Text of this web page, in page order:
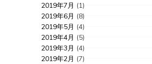
2019年7月 (1)
2019年6月 (8)
2019年5月 (4)
2019年4月 (5)
2019年3月 (4)
2019年2月 (7)